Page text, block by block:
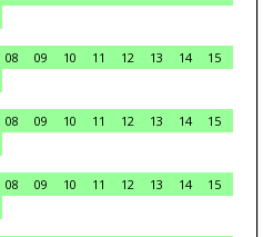
08 09 10 11 12 13 14
15
08 09 10 11 12 13 14
15
08 09 10 11 12 13 14
15